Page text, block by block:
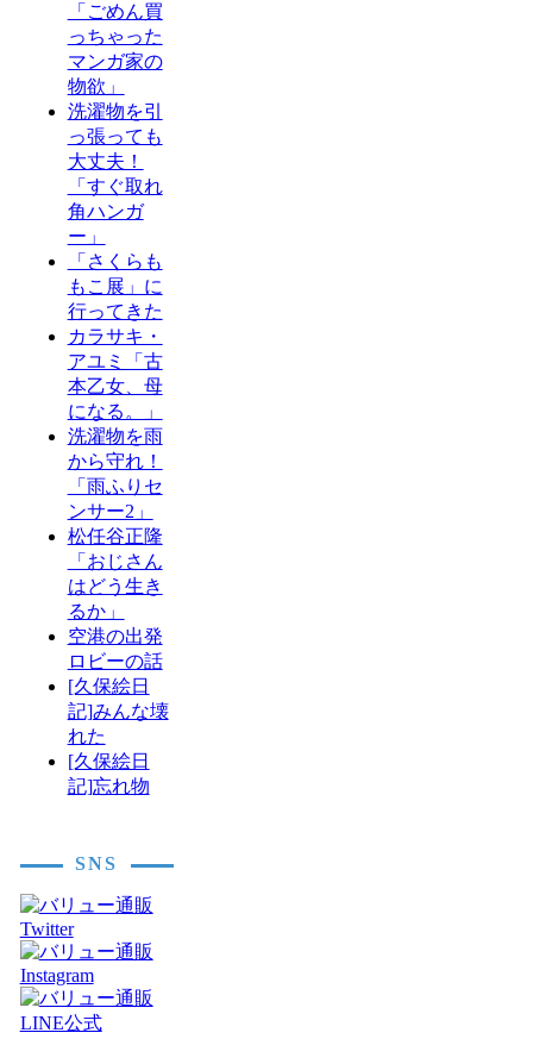
「ごめん買
っちゃった
マンガ家の
物欲」
洗濯物を引
っ張っても
大丈夫！
「すぐ取れ
角ハンガ
ー」
「さくらも
もこ展」に
行ってきた
カラサキ・
アユミ「古
本乙女、母
になる。」
洗濯物を雨
から守れ！
「雨ふりセ
ンサー2」
松任谷正隆
「おじさん
はどう生き
るか」
空港の出発
ロビーの話
[久保絵日
記]みんな壊
れた
[久保絵日
記]忘れ物
SNS